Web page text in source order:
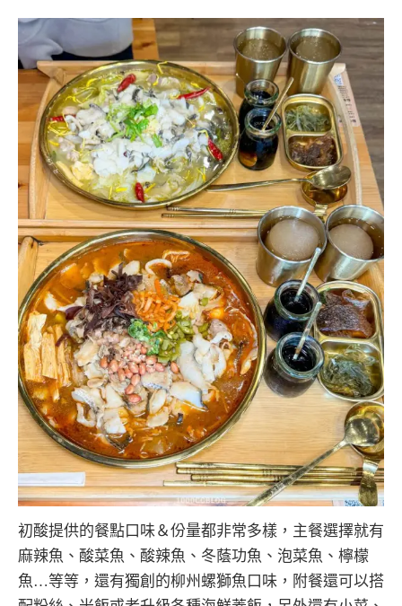
初酸提供的餐點口味＆份量都非常多樣，主餐選擇就有
麻辣魚、酸菜魚、酸辣魚、冬蔭功魚、泡菜魚、檸檬
魚…等等，還有獨創的柳州螺獅魚口味，附餐還可以搭